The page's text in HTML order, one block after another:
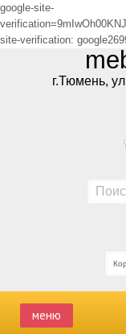
google-site-
site-verification:
г.Тюмень,
меню